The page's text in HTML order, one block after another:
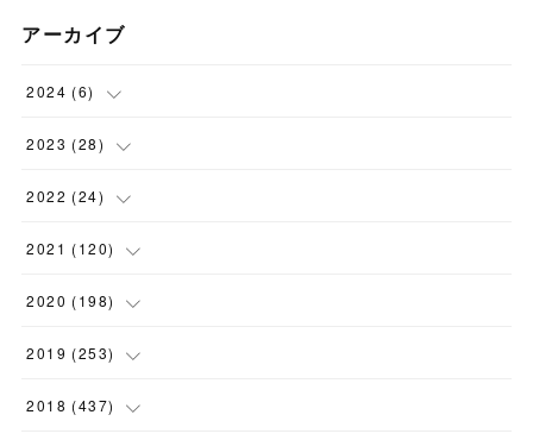
アーカイブ
2024 (6)
(1)
(1 )
(1)
( 1 )
2023 (28)
(2)
(1)
(1)
(2 )
2022 (24)
(5)
(2)
(2)
( 1 )
2021 (120)
(12)
(3)
(1)
2020 (198)
(12)
(11)
2019 (253)
(14)
2018 (437)